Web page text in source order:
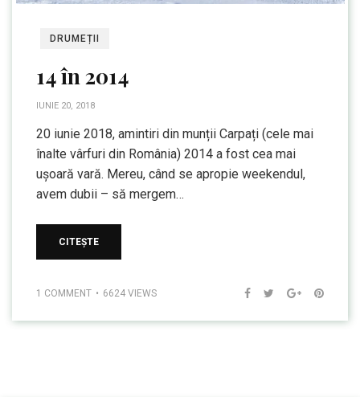
DRUMEȚII
14 în 2014
IUNIE 20, 2018
20 iunie 2018, amintiri din munții Carpați (cele mai
înalte vârfuri din România) 2014 a fost cea mai
ușoară vară. Mereu, când se apropie weekendul,
avem dubii – să mergem…
CITEȘTE
1 COMMENT 6624 VIEWS